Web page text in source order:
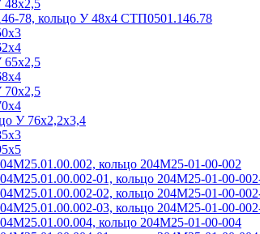
48х2,5
78, кольцо У 48х4 СТП0501.146.78
65х2,5
70х2,5
У 76х2,2х3,4
кольцо 204М25-01-00-002
01, кольцо 204М25-01-00-
02, кольцо 204М25-01-00-
03, кольцо 204М25-01-00-
кольцо 204М25-01-00-004